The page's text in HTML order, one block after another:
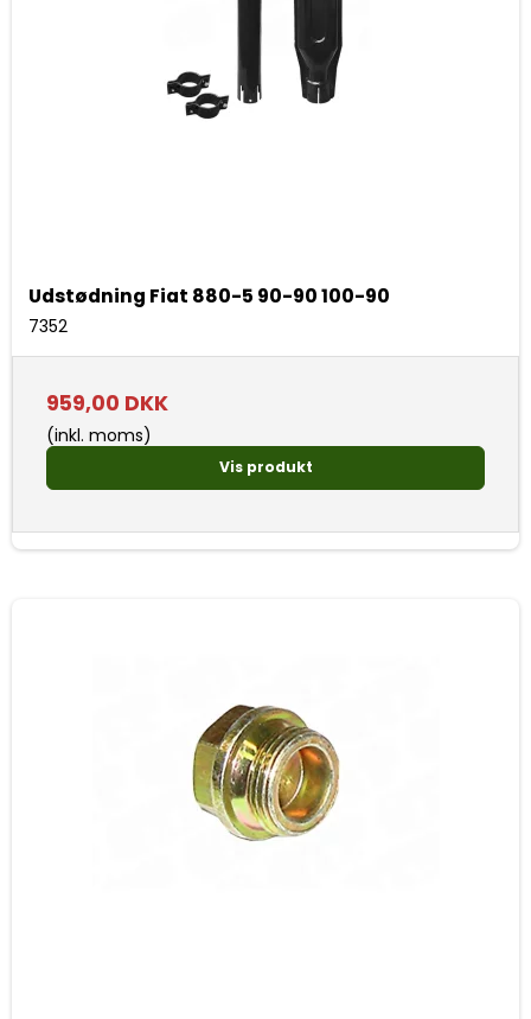
Udstødning Fiat 880-5 90-90 100-90
7352
959,00 DKK
(inkl. moms)
Vis produkt